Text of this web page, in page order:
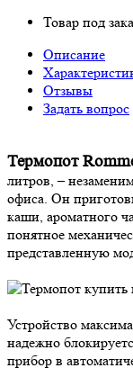
Товар под
Описание
Отзывы
Задать вопрос
Термопот
литров, –
офиса. Он
каши, ароматного
понятное
представленную
Устройство
надежно
прибор в